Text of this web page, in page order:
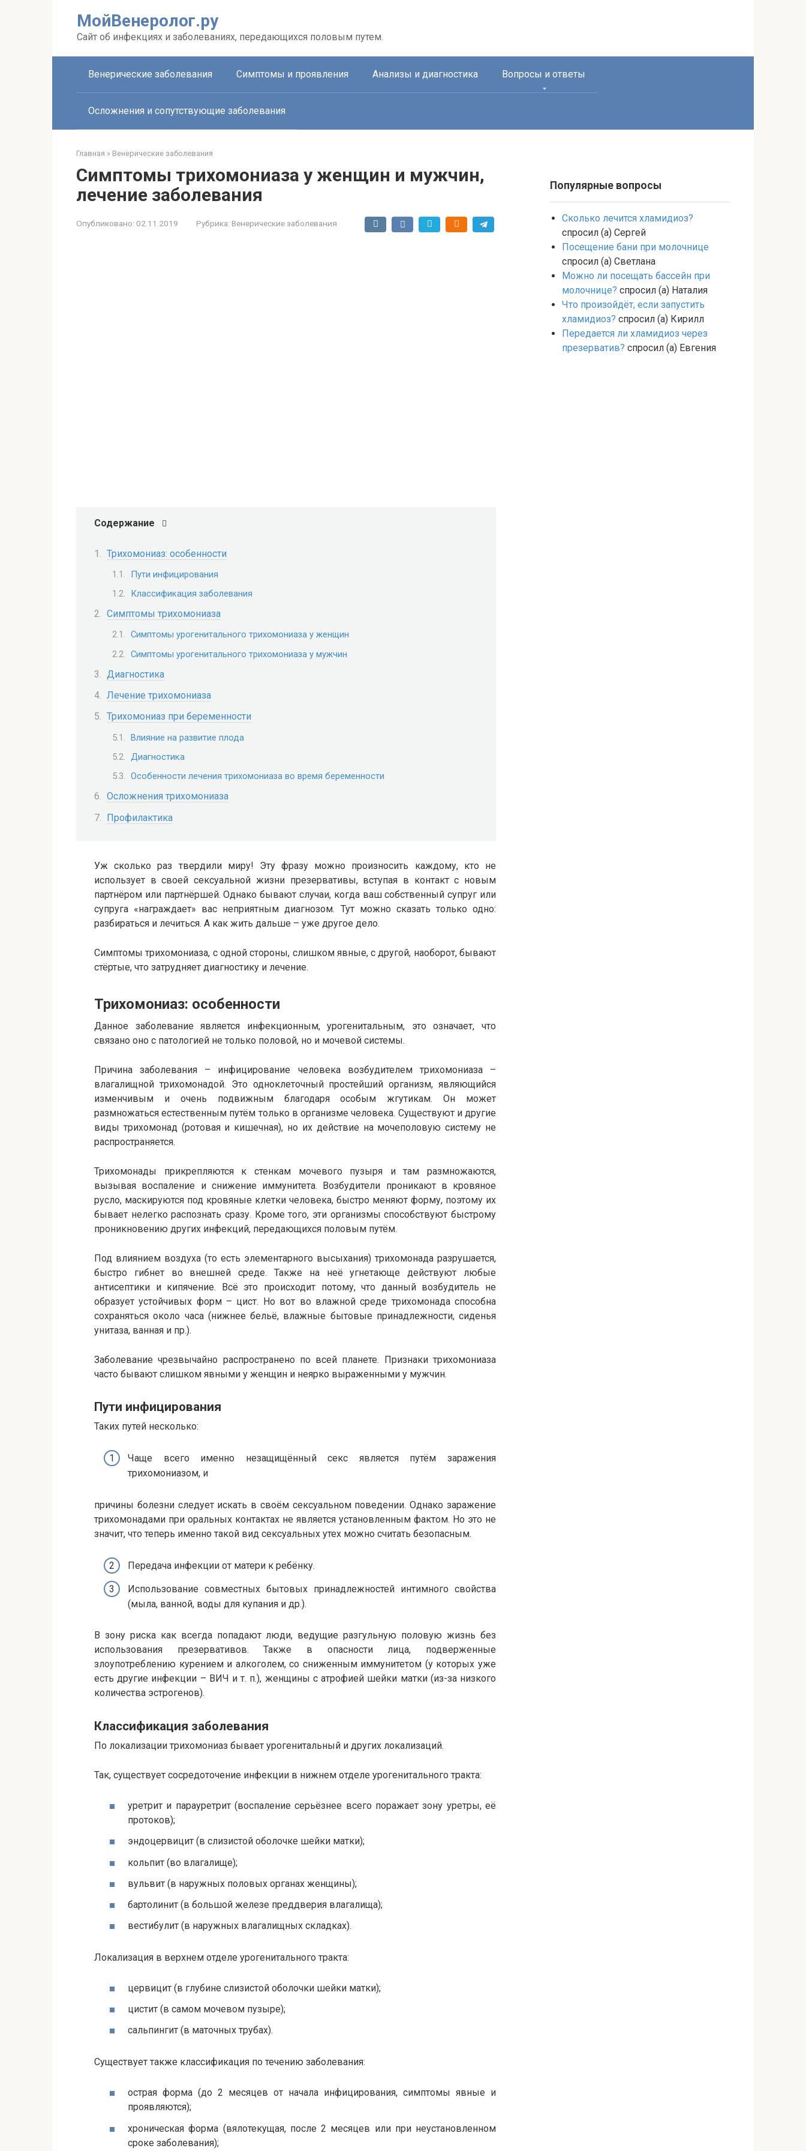
МойВенеролог.ру
Cайт об инфекциях и заболеваниях, передающихся половым путем.
Венерические заболевания Симптомы и проявления Анализы и диагностика Вопросы и ответы
Осложнения и сопутствующие заболевания
Главная » Венерические заболевания
Симптомы трихомониаза у женщин и мужчин,
лечение заболевания
Опубликовано: 02.11.2019 Рубрика: Венерические заболевания
Содержание
Трихомониаз: особенности
Пути инфицирования
Классификация заболевания
Симптомы трихомониаза
Симптомы урогенитального трихомониаза у женщин
Симптомы урогенитального трихомониаза у мужчин
Диагностика
Лечение трихомониаза
Трихомониаз при беременности
Влияние на развитие плода
Диагностика
Особенности лечения трихомониаза во время беременности
Осложнения трихомониаза
Профилактика
Уж сколько раз твердили миру! Эту фразу можно произносить каждому, кто не
использует в своей сексуальной жизни презервативы, вступая в контакт с новым
партнёром или партнёршей. Однако бывают случаи, когда ваш собственный супруг или
супруга «награждает» вас неприятным диагнозом. Тут можно сказать только одно:
разбираться и лечиться. А как жить дальше – уже другое дело.
Симптомы трихомониаза, с одной стороны, слишком явные, с другой, наоборот, бывают
стёртые, что затрудняет диагностику и лечение.
Трихомониаз: особенности
Данное заболевание является инфекционным, урогенитальным, это означает, что
связано оно с патологией не только половой, но и мочевой системы.
Причина заболевания – инфицирование человека возбудителем трихомониаза –
влагалищной трихомонадой. Это одноклеточный простейший организм, являющийся
изменчивым и очень подвижным благодаря особым жгутикам. Он может
размножаться естественным путём только в организме человека. Существуют и другие
виды трихомонад (ротовая и кишечная), но их действие на мочеполовую систему не
распространяется.
Трихомонады прикрепляются к стенкам мочевого пузыря и там размножаются,
вызывая воспаление и снижение иммунитета. Возбудители проникают в кровяное
русло, маскируются под кровяные клетки человека, быстро меняют форму, поэтому их
бывает нелегко распознать сразу. Кроме того, эти организмы способствуют быстрому
проникновению других инфекций, передающихся половым путём.
Под влиянием воздуха (то есть элементарного высыхания) трихомонада разрушается,
быстро гибнет во внешней среде. Также на неё угнетающе действуют любые
антисептики и кипячение. Всё это происходит потому, что данный возбудитель не
образует устойчивых форм – цист. Но вот во влажной среде трихомонада способна
сохраняться около часа (нижнее бельё, влажные бытовые принадлежности, сиденья
унитаза, ванная и пр.).
Заболевание чрезвычайно распространено по всей планете. Признаки трихомониаза
часто бывают слишком явными у женщин и неярко выраженными у мужчин.
Пути инфицирования
Таких путей несколько:
Чаще всего именно незащищённый секс является путём заражения
трихомониазом, и
причины болезни следует искать в своём сексуальном поведении. Однако заражение
трихомонадами при оральных контактах не является установленным фактом. Но это не
значит, что теперь именно такой вид сексуальных утех можно считать безопасным.
Передача инфекции от матери к ребёнку.
Использование совместных бытовых принадлежностей интимного свойства
(мыла, ванной, воды для купания и др.).
В зону риска как всегда попадают люди, ведущие разгульную половую жизнь без
использования презервативов. Также в опасности лица, подверженные
злоупотреблению курением и алкоголем, со сниженным иммунитетом (у которых уже
есть другие инфекции – ВИЧ и т. п.), женщины с атрофией шейки матки (из-за низкого
количества эстрогенов).
Классификация заболевания
По локализации трихомониаз бывает урогенитальный и других локализаций.
Так, существует сосредоточение инфекции в нижнем отделе урогенитального тракта:
уретрит и парауретрит (воспаление серьёзнее всего поражает зону уретры, её
протоков);
эндоцервицит (в слизистой оболочке шейки матки);
кольпит (во влагалище);
вульвит (в наружных половых органах женщины);
бартолинит (в большой железе преддверия влагалища);
вестибулит (в наружных влагалищных складках).
Локализация в верхнем отделе урогенитального тракта:
цервицит (в глубине слизистой оболочки шейки матки);
цистит (в самом мочевом пузыре);
сальпингит (в маточных трубах).
Существует также классификация по течению заболевания:
острая форма (до 2 месяцев от начала инфицирования, симптомы явные и
проявляются);
хроническая форма (вялотекущая, после 2 месяцев или при неустановленном
сроке заболевания);
Популярные вопросы
Сколько лечится хламидиоз?
спросил (а) Сергей
Посещение бани при молочнице
спросил (а) Светлана
Можно ли посещать бассейн при
молочнице? спросил (а) Наталия
Что произойдёт, если запустить
хламидиоз? спросил (а) Кирилл
Передается ли хламидиоз через
презерватив? спросил (а) Евгения